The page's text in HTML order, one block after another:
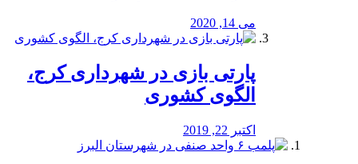
می 14, 2020
پارتی بازی در شهرداری کرج،
الگوی کشوری
اکتبر 22, 2019